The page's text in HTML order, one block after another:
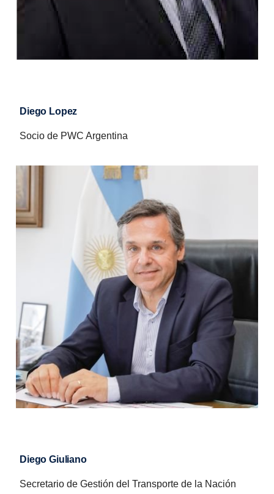
Diego Lopez
Socio de PWC Argentina
Diego Giuliano
Secretario de Gestión del Transporte de la Nación